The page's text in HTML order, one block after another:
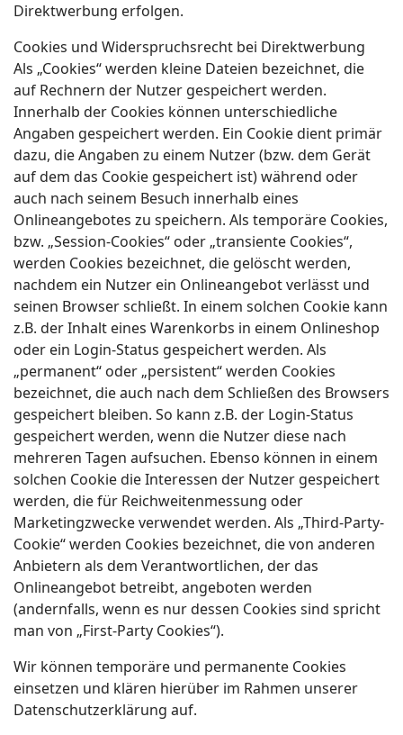
Direktwerbung erfolgen.
Cookies und Widerspruchsrecht bei Direktwerbung
Als „Cookies“ werden kleine Dateien bezeichnet, die
auf Rechnern der Nutzer gespeichert werden.
Innerhalb der Cookies können unterschiedliche
Angaben gespeichert werden. Ein Cookie dient primär
dazu, die Angaben zu einem Nutzer (bzw. dem Gerät
auf dem das Cookie gespeichert ist) während oder
auch nach seinem Besuch innerhalb eines
Onlineangebotes zu speichern. Als temporäre Cookies,
bzw. „Session-Cookies“ oder „transiente Cookies“,
werden Cookies bezeichnet, die gelöscht werden,
nachdem ein Nutzer ein Onlineangebot verlässt und
seinen Browser schließt. In einem solchen Cookie kann
z.B. der Inhalt eines Warenkorbs in einem Onlineshop
oder ein Login-Status gespeichert werden. Als
„permanent“ oder „persistent“ werden Cookies
bezeichnet, die auch nach dem Schließen des Browsers
gespeichert bleiben. So kann z.B. der Login-Status
gespeichert werden, wenn die Nutzer diese nach
mehreren Tagen aufsuchen. Ebenso können in einem
solchen Cookie die Interessen der Nutzer gespeichert
werden, die für Reichweitenmessung oder
Marketingzwecke verwendet werden. Als „Third-Party-
Cookie“ werden Cookies bezeichnet, die von anderen
Anbietern als dem Verantwortlichen, der das
Onlineangebot betreibt, angeboten werden
(andernfalls, wenn es nur dessen Cookies sind spricht
man von „First-Party Cookies“).
Wir können temporäre und permanente Cookies
einsetzen und klären hierüber im Rahmen unserer
Datenschutzerklärung auf.